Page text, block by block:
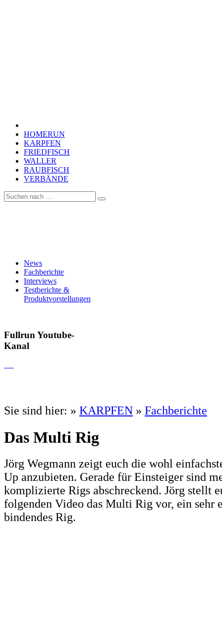
HOMERUN
KARPFEN
FRIEDFISCH
WALLER
RAUBFISCH
VERBÄNDE
News
Fachberichte
Interviews
Testberichte &
Produktvorstellungen
Fullrun Youtube-
Kanal
Sie sind hier: » KARPFEN » Fachberichte
Das Multi Rig
Jörg Wegmann zeigt euch die wohl
Up anzubieten. Gerade für Einsteiger sind
komplizierte Rigs abschreckend. Jörg stellt
folgenden Video das Multi Rig vor, ein sehr
bindendes Rig.